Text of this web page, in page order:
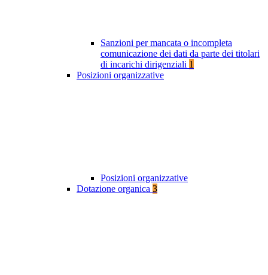
Sanzioni per mancata o incompleta
comunicazione dei dati da parte dei titolari
di incarichi dirigenziali 1
Posizioni organizzative
Posizioni organizzative
Dotazione organica 3